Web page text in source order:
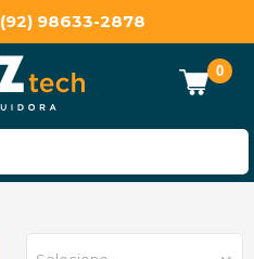
(92) 98633-2878
0